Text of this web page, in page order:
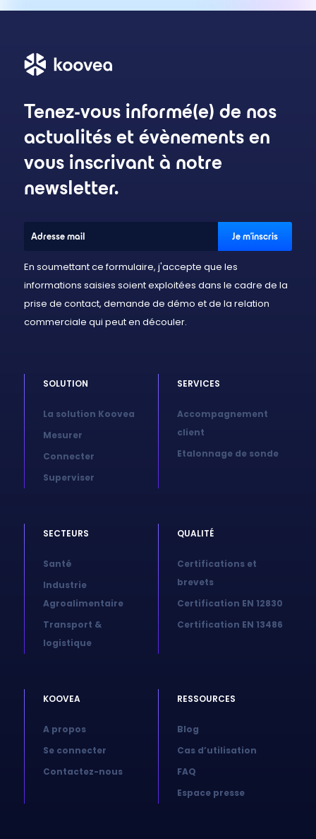
Tenez-vous informé(e) de nos
actualités et évènements en
vous inscrivant à notre
newsletter.
En soumettant ce formulaire, j'accepte que les
informations saisies soient exploitées dans le cadre de la
prise de contact, demande de démo et de la relation
commerciale qui peut en découler.
SOLUTION
La solution Koovea
Mesurer
Connecter
Superviser
SERVICES
Accompagnement
client
Etalonnage de sonde
SECTEURS
Santé
Industrie
Agroalimentaire
Transport &
logistique
QUALITÉ
Certifications et
brevets
Certification EN 12830
Certification EN 13486
KOOVEA
A propos
Se connecter
Contactez-nous
RESSOURCES
Blog
Cas d’utilisation
FAQ
Espace presse